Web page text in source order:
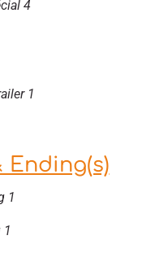
4
1
Ending(s)
1
1